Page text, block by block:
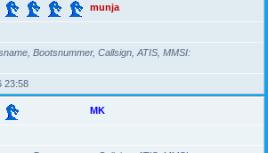
munja
Bootsnummer, Callsign, ATIS, MMSI
23:58
MK